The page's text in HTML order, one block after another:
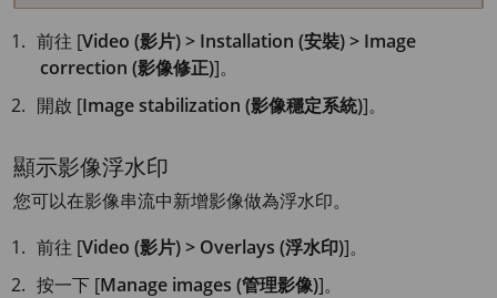
前往 [Video (影片) > Installation (安裝) > Image
correction (影像修正)]。
開啟 [Image stabilization (影像穩定系統)]。
顯示影像浮水印
您可以在影像串流中新增影像做為浮水印。
前往 [Video (影片) > Overlays (浮水印)]。
按一下 [Manage images (管理影像)]。